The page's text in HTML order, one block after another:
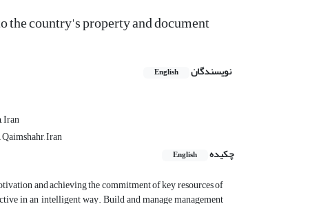
the country's property and document
نویسندگان English
Iran
Iran
چکیده
English
and achieving the commitment of key resources of
in an intelligent way. Build and manage management